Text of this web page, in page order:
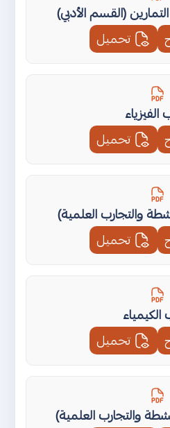
(القسم الأدبي)
تحميل
الفيزياء
تحميل
والتجارب العلمية)
تحميل
الكيمياء
تحميل
والتجارب العلمية)